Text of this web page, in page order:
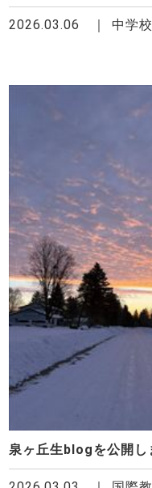
2026.03.06 中学
泉ヶ丘生blogを公開し